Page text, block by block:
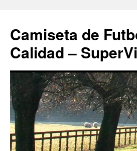
Camiseta de
Calidad –